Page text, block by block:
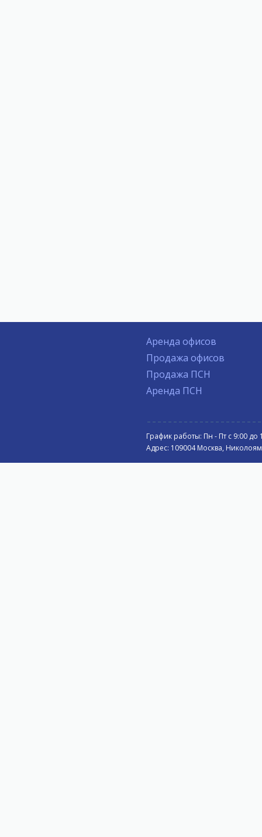
Аренда офисов
Продажа офисов
Продажа ПСН
Аренда ПСН
График работы: Пн - Пт с 9:00 до
Адрес: 109004 Москва,